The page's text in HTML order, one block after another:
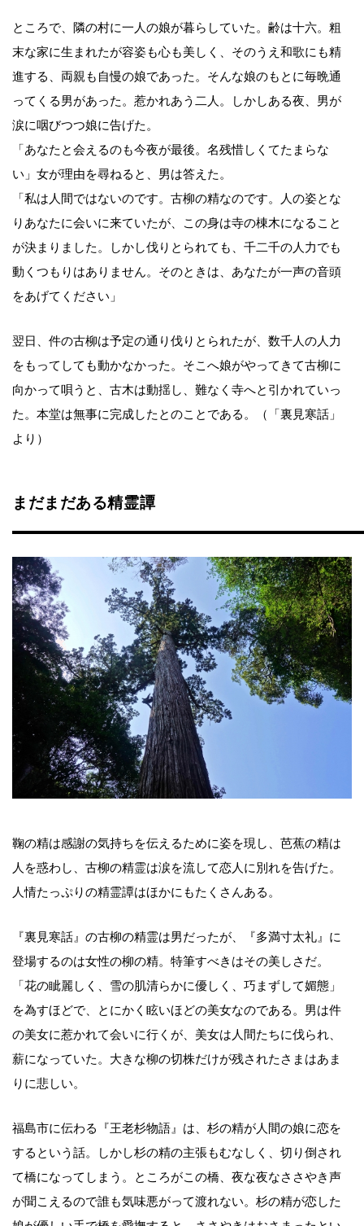
ところで、隣の村に一人の娘が暮らしていた。齢は十六。粗
末な家に生まれたが容姿も心も美しく、そのうえ和歌にも精
進する、両親も自慢の娘であった。そんな娘のもとに毎晩通
ってくる男があった。惹かれあう二人。しかしある夜、男が
涙に咽びつつ娘に告げた。
「あなたと会えるのも今夜が最後。名残惜しくてたまらな
い」女が理由を尋ねると、男は答えた。
「私は人間ではないのです。古柳の精なのです。人の姿とな
りあなたに会いに来ていたが、この身は寺の棟木になること
が決まりました。しかし伐りとられても、千二千の人力でも
動くつもりはありません。そのときは、あなたが一声の音頭
をあげてください」
翌日、件の古柳は予定の通り伐りとられたが、数千人の人力
をもってしても動かなかった。そこへ娘がやってきて古柳に
向かって唄うと、古木は動揺し、難なく寺へと引かれていっ
た。本堂は無事に完成したとのことである。（「裏見寒話」
より）
まだまだある精霊譚
鞠の精は感謝の気持ちを伝えるために姿を現し、芭蕉の精は
人を惑わし、古柳の精霊は涙を流して恋人に別れを告げた。
人情たっぷりの精霊譚はほかにもたくさんある。
『裏見寒話』の古柳の精霊は男だったが、『多満寸太礼』に
登場するのは女性の柳の精。特筆すべきはその美しさだ。
「花の眦麗しく、雪の肌清らかに優しく、巧まずして媚態」
を為すほどで、とにかく眩いほどの美女なのである。男は件
の美女に惹かれて会いに行くが、美女は人間たちに伐られ、
薪になっていた。大きな柳の切株だけが残されたさまはあま
りに悲しい。
福島市に伝わる『王老杉物語』は、杉の精が人間の娘に恋を
するという話。しかし杉の精の主張もむなしく、切り倒され
て橋になってしまう。ところがこの橋、夜な夜なささやき声
が聞こえるので誰も気味悪がって渡れない。杉の精が恋した